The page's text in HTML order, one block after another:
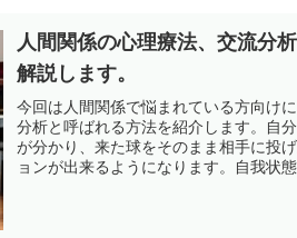
人間関係の心理療法、交流分
解説します。
今回は人間関係で悩まれている方向け
分析と呼ばれる方法を紹介します。自
が分かり、来た球をそのまま相手に投
ョンが出来るようになります。自我状